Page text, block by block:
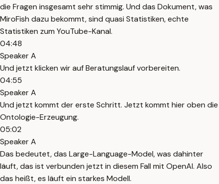
die Fragen insgesamt sehr stimmig. Und das Dokument, was
MiroFish dazu bekommt, sind quasi Statistiken, echte
Statistiken zum YouTube-Kanal.
04:48
Speaker A
Und jetzt klicken wir auf Beratungslauf vorbereiten.
04:55
Speaker A
Und jetzt kommt der erste Schritt. Jetzt kommt hier oben die
Ontologie-Erzeugung.
05:02
Speaker A
Das bedeutet, das Large-Language-Model, was dahinter
läuft, das ist verbunden jetzt in diesem Fall mit OpenAI. Also
das heißt, es läuft ein starkes Modell.